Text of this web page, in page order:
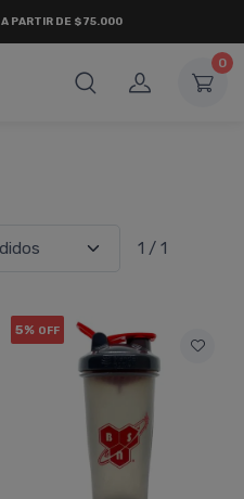
A PARTIR DE $75.000
0
1 / 1
5% OFF